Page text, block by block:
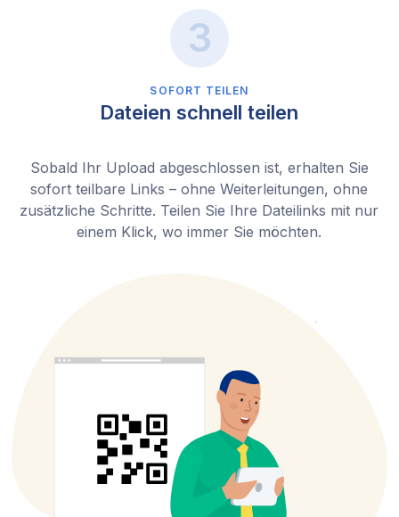
SOFORT TEILEN
Dateien schnell teilen
Sobald Ihr Upload abgeschlossen ist, erhalten Sie
sofort teilbare Links – ohne Weiterleitungen, ohne
zusätzliche Schritte. Teilen Sie Ihre Dateilinks mit nur
einem Klick, wo immer Sie möchten.